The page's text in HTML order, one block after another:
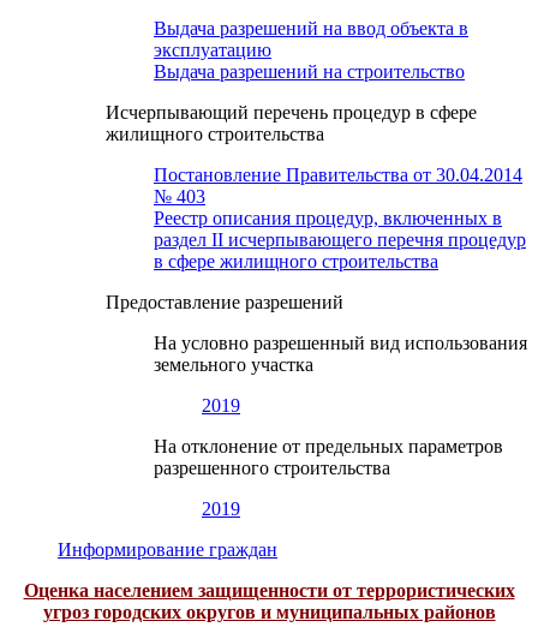
Выдача разрешений на ввод объекта в
эксплуатацию
Выдача разрешений на строительство
Исчерпывающий перечень процедур в сфере
жилищного строительства
Постановление Правительства от 30.04.2014
№ 403
Реестр описания процедур, включенных в
раздел II исчерпывающего перечня процедур
в сфере жилищного строительства
Предоставление разрешений
На условно разрешенный вид использования
земельного участка
2019
На отклонение от предельных параметров
разрешенного строительства
2019
Информирование граждан
Оценка населением защищенности от террористических
угроз городских округов и муниципальных районов